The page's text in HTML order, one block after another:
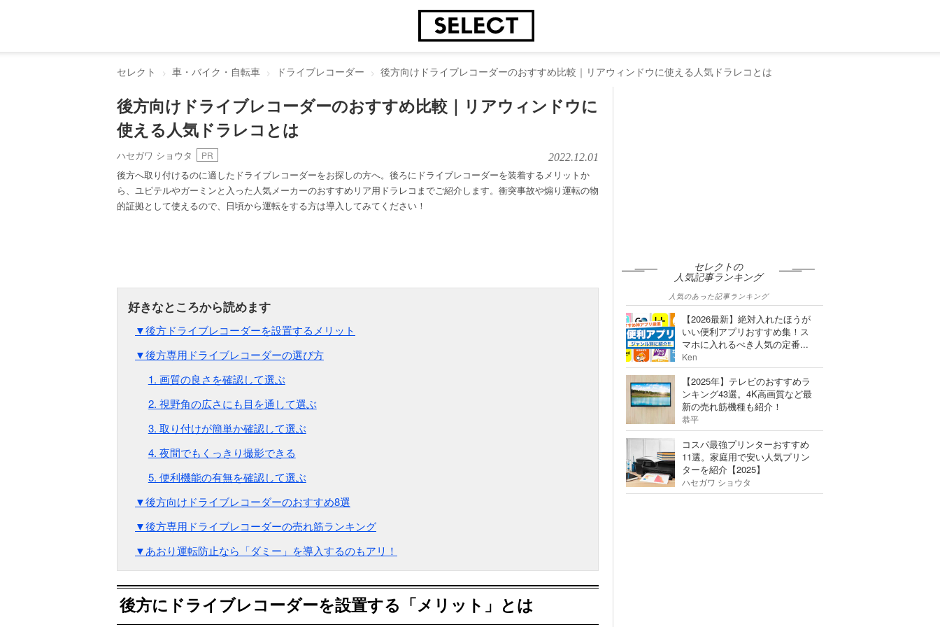
セレクト 車・バイク・自転車 ドライブレコーダー 後方向けドライブレコーダーのおすすめ比較｜リアウィンドウに使える人気ドラレコとは
後方向けドライブレコーダーのおすすめ比較｜リアウィンドウに
使える人気ドラレコとは
ハセガワ ショウタ PR 2022.12.01
後方へ取り付けるのに適したドライブレコーダーをお探しの方へ。後ろにドライブレコーダーを装着するメリットか
ら、ユピテルやガーミンと入った人気メーカーのおすすめリア用ドラレコまでご紹介します。衝突事故や煽り運転の物
的証拠として使えるので、日頃から運転をする方は導入してみてください！
▼後方ドライブレコーダーを設置するメリット
▼後方専用ドライブレコーダーの選び方
1. 画質の良さを確認して選ぶ
2. 視野角の広さにも目を通して選ぶ
3. 取り付けが簡単か確認して選ぶ
4. 夜間でもくっきり撮影できる
5. 便利機能の有無を確認して選ぶ
▼後方向けドライブレコーダーのおすすめ8選
▼後方専用ドライブレコーダーの売れ筋ランキング
▼あおり運転防止なら「ダミー」を導入するのもアリ！
後方にドライブレコーダーを設置する「メリット」とは
セレクトの
人気記事ランキング
人気のあった記事ランキング
【2026最新】絶対入れたほうが
いい便利アプリおすすめ集！ス
マホに入れるべき人気の定番...
Ken
【2025年】テレビのおすすめラ
ンキング43選。4K高画質など最
新の売れ筋機種も紹介！
恭平
コスパ最強プリンターおすすめ
11選。家庭用で安い人気プリン
ターを紹介【2025】
ハセガワ ショウタ